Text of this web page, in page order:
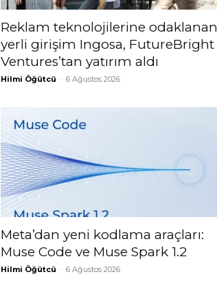
Reklam teknolojilerine odaklanan
yerli girişim Ingosa, FutureBright
Ventures’tan yatırım aldı
Hilmi Öğütcü - 6 Ağustos 2026
Meta’dan yeni kodlama araçları:
Muse Code ve Muse Spark 1.2
Hilmi Öğütcü - 6 Ağustos 2026